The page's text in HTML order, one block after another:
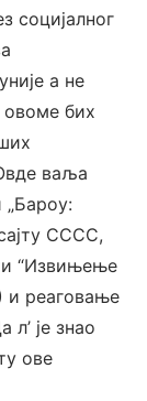
социјалног
а не
бих
ваља
СССС,
“Извињење
и реаговање
л’ је знао
ове